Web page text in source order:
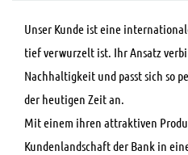
Unser Kunde ist eine
tief verwurzelt ist. Ihr Ansatz
Nachhaltigkeit und passt sich so
der heutigen Zeit an.
Mit einem ihren attraktiven
Kundenlandschaft der Bank in